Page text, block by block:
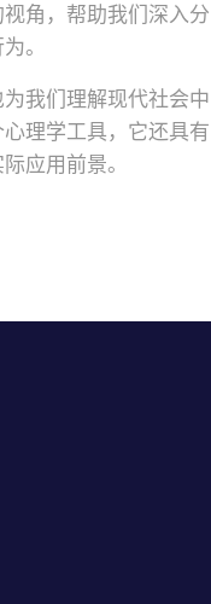
角，帮助我们深入分
。
我们理解现代社会中
理学工具，它还具有
应用前景。